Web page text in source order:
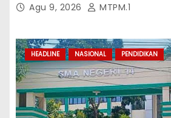
Pasal 433 KUHP Di Mapolres
Agu 9, 2026 MTPM.1
HEADLINE NASIONAL PENDIDIKAN